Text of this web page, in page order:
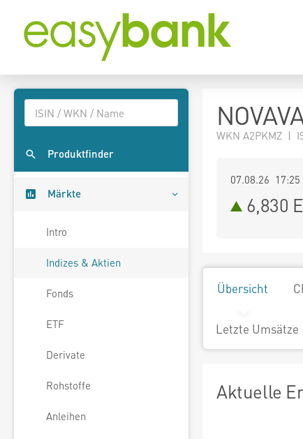
Produktfinder
Märkte
Intro
Indizes & Aktien
Fonds
ETF
Derivate
Rohstoffe
Anleihen
WKN A2PKMZ |
07.08.26 17:25
6,830
Übersicht
Letzte Umsätze
Aktuelle